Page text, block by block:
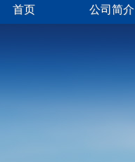
首页 公司简介